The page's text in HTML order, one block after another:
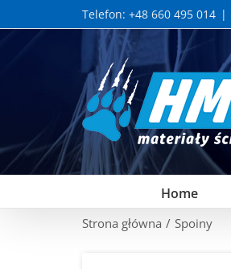
to
Telefon: +48 660 495 014 |
Home
Strona główna / Spoiny